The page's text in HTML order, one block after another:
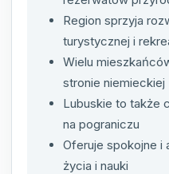
Region sprzyja
turystycznej i
Wielu
stronie niemieckiej
Lubuskie to także
na pograniczu
Oferuje spokojne i
życia i nauki